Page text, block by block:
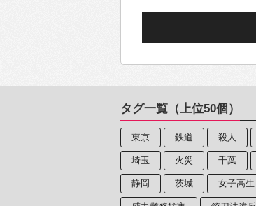
タグ一覧（上位50個）
東京 鉄道 殺人
埼玉 火災 千葉
静岡 茨城 女子高生